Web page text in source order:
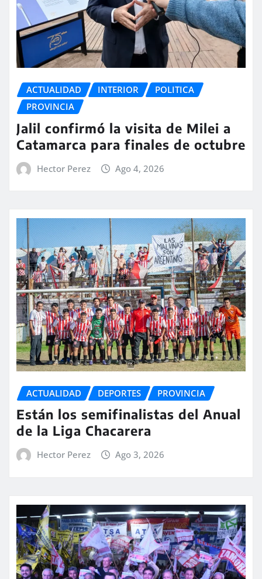
ACTUALIDAD INTERIOR
POLITICA
PROVINCIA
Jalil confirmó la visita de Milei a
Catamarca para finales de octubre
Hector Perez Ago 4, 2026
ACTUALIDAD DEPORTES PROVINCIA
Están los semifinalistas del Anual
de la Liga Chacarera
Hector Perez Ago 3, 2026